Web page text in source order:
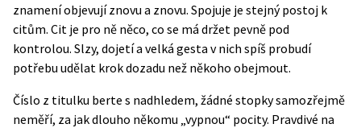
znamení objevují znovu a znovu. Spojuje je stejný postoj k
citům. Cit je pro ně něco, co se má držet pevně pod
kontrolou. Slzy, dojetí a velká gesta v nich spíš probudí
potřebu udělat krok dozadu než někoho obejmout.
Číslo z titulku berte s nadhledem, žádné stopky samozřejmě
neměří, za jak dlouho někomu „vypnou“ pocity. Pravdivé na